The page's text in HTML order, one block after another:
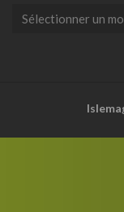
Consultez